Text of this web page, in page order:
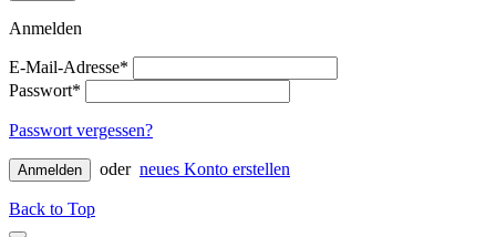
Anmelden
E-Mail-Adresse*
Passwort*
Passwort vergessen?
Anmelden oder neues Konto erstellen
Back to Top